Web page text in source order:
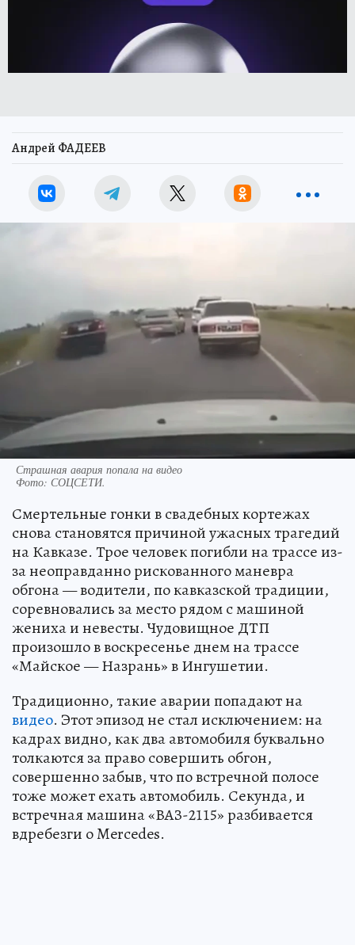
Андрей ФАДЕЕВ
Страшная авария попала на видео
Фото: СОЦСЕТИ.
Смертельные гонки в свадебных кортежах
снова становятся причиной ужасных трагедий
на Кавказе. Трое человек погибли на трассе из-
за неоправданно рискованного маневра
обгона — водители, по кавказской традиции,
соревновались за место рядом с машиной
жениха и невесты. Чудовищное ДТП
произошло в воскресенье днем на трассе
«Майское — Назрань» в Ингушетии.
Традиционно, такие аварии попадают на
видео. Этот эпизод не стал исключением: на
кадрах видно, как два автомобиля буквально
толкаются за право совершить обгон,
совершенно забыв, что по встречной полосе
тоже может ехать автомобиль. Секунда, и
встречная машина «ВАЗ-2115» разбивается
вдребезги о Mercedes.